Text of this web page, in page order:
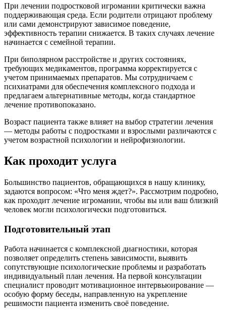
При лечении подростковой игромании критически важна
поддерживающая среда. Если родители отрицают проблему
или сами демонстрируют зависимое поведение,
эффективность терапии снижается. В таких случаях лечение
начинается с семейной терапии.
При биполярном расстройстве и других состояниях,
требующих медикаментов, программа корректируется с
учетом принимаемых препаратов. Мы сотрудничаем с
психиатрами для обеспечения комплексного подхода и
предлагаем альтернативные методы, когда стандартное
лечение противопоказано.
Возраст пациента также влияет на выбор стратегии лечения
— методы работы с подростками и взрослыми различаются с
учетом возрастной психологии и нейрофизиологии.
Как проходит услуга
Большинство пациентов, обращающихся в нашу клинику,
задаются вопросом: «Что меня ждет?». Рассмотрим подробно,
как проходит лечение игромании, чтобы вы или ваш близкий
человек могли психологически подготовиться.
Подготовительный этап
Работа начинается с комплексной диагностики, которая
позволяет определить степень зависимости, выявить
сопутствующие психологические проблемы и разработать
индивидуальный план лечения. На первой консультации
специалист проводит мотивационное интервьюирование —
особую форму беседы, направленную на укрепление
решимости пациента изменить своё поведение.